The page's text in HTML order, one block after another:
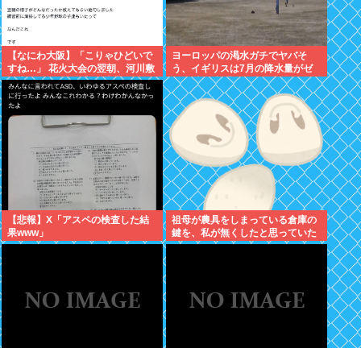
【なにわ大阪】「こりゃひどいで
すね…」 花火大会の翌朝、河川敷
に広がっていた衝撃の光景
ヨーロッパの渇水ガチでヤバそ
う、イギリスは7月の降水量がゼ
ロに 専門家「今年は過去最悪の不
作になる可能性」
【悲報】X「アスペの検査した結
果www」
祖母が農具をしまっている倉庫の
鍵を、私が無くしたと思っていた
ら…